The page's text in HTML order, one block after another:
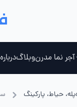
آجر نما مدرنوبلاگ
حیاط، پارکینگ